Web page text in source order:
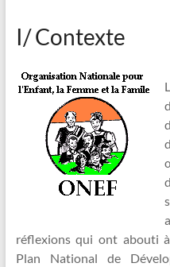
I/ Contexte
réflexions qui ont abouti
Plan National de